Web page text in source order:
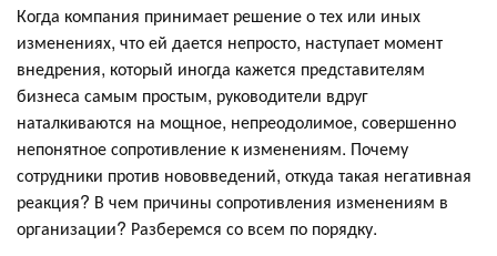
Когда компания принимает решение о тех или иных
изменениях, что ей дается непросто, наступает момент
внедрения, который иногда кажется представителям
бизнеса самым простым, руководители вдруг
наталкиваются на мощное, непреодолимое, совершенно
непонятное сопротивление к изменениям. Почему
сотрудники против нововведений, откуда такая негативная
реакция? В чем причины сопротивления изменениям в
организации? Разберемся со всем по порядку.